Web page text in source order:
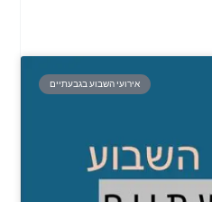
אירועי השבוע בגבעתיים